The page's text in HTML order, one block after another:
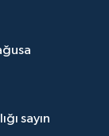
sayın